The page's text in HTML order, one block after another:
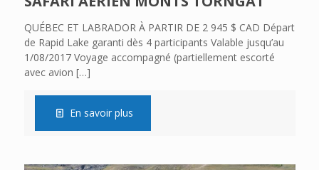
QUÉBEC ET LABRADOR À PARTIR DE 2 945 $ CAD Départ
de Rapid Lake garanti dès 4 participants Valable jusqu’au
1/08/2017 Voyage accompagné (partiellement escorté
avec avion […]
En savoir plus